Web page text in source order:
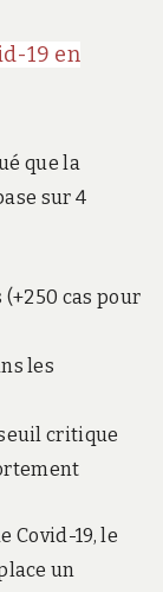
19 en
que la
sur 4
cas pour
les
critique
Covid-19, le
un